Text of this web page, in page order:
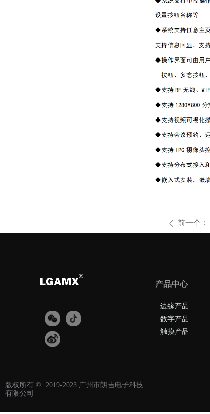
ꄴ 前一个：
版权所有 ©  2019-2023 广州市朗吉电子科技
有限公司
产品中心
边缘产品
数字产品
触摸产品